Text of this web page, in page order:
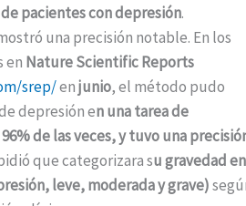
pacientes con depresión.
una precisión notable. En los
en Nature Scientific Reports
srep/enjunio, el método pudo
depresión en una tarea de
de las veces, y tuvo una
que categorizara su gravedad en
leve, moderada y grave)